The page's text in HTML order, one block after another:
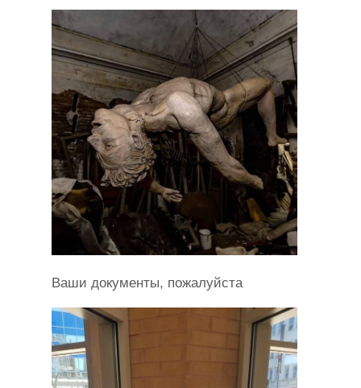
Ваши документы, пожалуйста